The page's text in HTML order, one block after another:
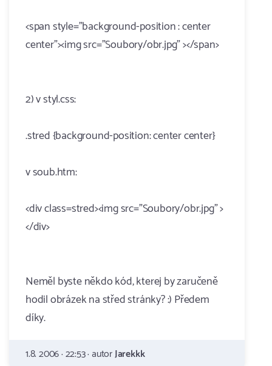
<span style="background-position : center
center"><img src="Soubory/obr.jpg" ></span>
2) v styl.css:
.stred {background-position: center center}
v soub.htm:
<div class=stred><img src="Soubory/obr.jpg" >
</div>
Neměl byste někdo kód, kterej by zaručeně
hodil obrázek na střed stránky? :) Předem
díky.
1.8. 2006 · 22:53 · autorJarekkk